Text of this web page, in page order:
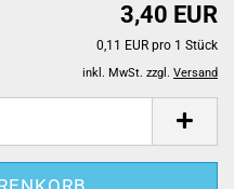
3,40 EUR
0,11 EUR pro 1 Stück
inkl. MwSt. zzgl. Versand